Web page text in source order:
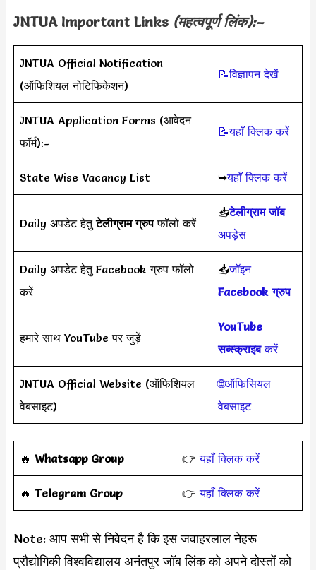
JNTUA Important Links (महत्वपूर्ण लिंक):–
JNTUA Official Notification
(ऑफिशियल नोटिफिकेशन)
📝विज्ञापन देखें
JNTUA Application Forms (आवेदन
फॉर्म):-
📝यहाँ क्लिक करें
State Wise Vacancy List ➥यहाँ क्लिक करें
Daily अपडेट हेतुटेलीग्राम ग्रुपफॉलो करें
📥टेलीग्राम जॉब
अपड़ेस
Daily अपडेट हेतु Facebook ग्रुप फॉलो
करें
📥जॉइन
Facebook ग्रुप
हमारे साथ YouTube पर जुड़ें
YouTube
सब्स्क्राइबकरें
JNTUA Official Website (ऑफिशियल
वेबसाइट)
🌐ऑफिसियल
वेबसाइट
‎️‍🔥 Whatsapp Group 👉यहाँ क्लिक करें
‎️‍🔥 Telegram Group 👉यहाँ क्लिक करें
Note: आप सभी से निवेदन है कि इस जवाहरलाल नेहरू
प्रौद्योगिकी विश्वविद्यालय अनंतपुर जॉब लिंक को अपने दोस्तों को